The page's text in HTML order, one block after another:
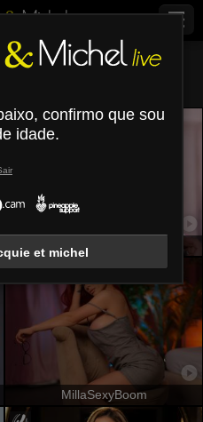
NicolSantos
MillaSexyBoom
confirmo que sou
idade.
et michel